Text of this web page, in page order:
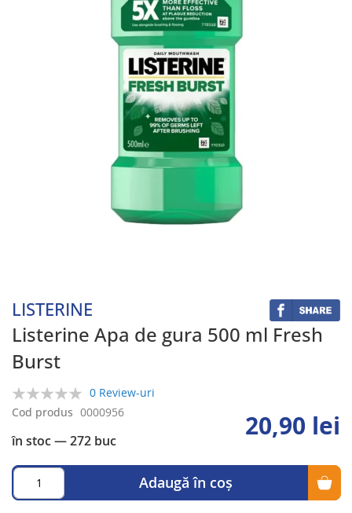
LISTERINE
Listerine Apa de gura 500 ml Fresh
Burst
0%
0 Review-uri
în stoc— 272 buc
Cod produs 0000956 20,90 lei
Adaugă în coș
the
images
gallery